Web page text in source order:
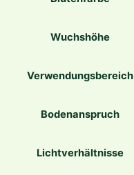
Wuchshöhe
Verwendungsbereich
Bodenanspruch
Lichtverhältnisse